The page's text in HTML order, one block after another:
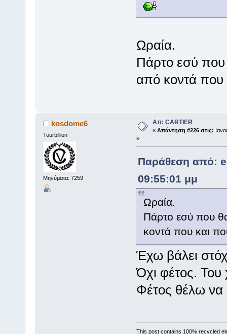
Ωραία.
Πάρτο εσύ που
από κοντά
kosdome6
Tourbillion
Μηνύματα: 7259
Απ: CARTIER
« Απάντηση #226 στις:
»
Παράθεση από:
09:55:01 μμ
Ωραία.
Πάρτο εσύ που
κοντά που και
Έχω βάλει
Όχι φέτος.
Φέτος θέλω να
This post contains 100% recycled